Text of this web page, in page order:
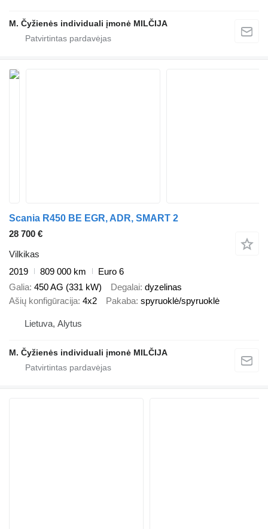
M. Čyžienės individuali įmonė MILČIJA
Scania R450 BE EGR, ADR, SMART 2
28 700 €
Vilkikas
2019
809 000 km
Euro 6
Galia 450 AG (331 kW) Degalai dyzelinas
Ašių konfigūracija 4x2 Pakaba spyruoklė/spyruoklė
Lietuva, Alytus
M. Čyžienės individuali įmonė MILČIJA